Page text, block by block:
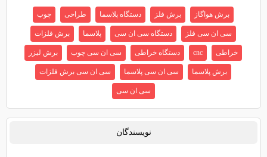
برش هواگاز برش فلز دستگاه پلاسما طراحی چوب
سی ان سی فلز دستگاه سی ان سی پلاسما برش فلزات
خراطی cnc دستگاه خراطی سی ان سی چوب برش لیزر
برش پلاسما سی ان سی پلاسما سی ان سی برش فلزات
سی ان سی
نويسندگان